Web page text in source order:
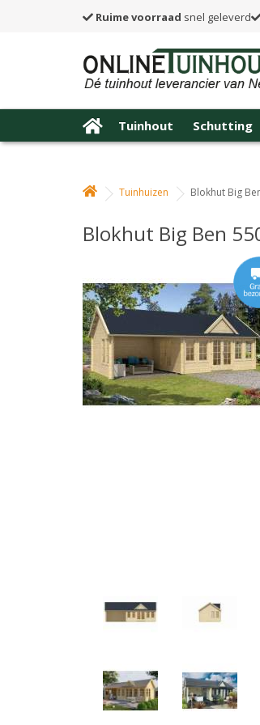
Ruime voorraad snel geleverd
Tuinhout Schutting
Tuinhuizen Blokhut Big
Blokhut Big Ben